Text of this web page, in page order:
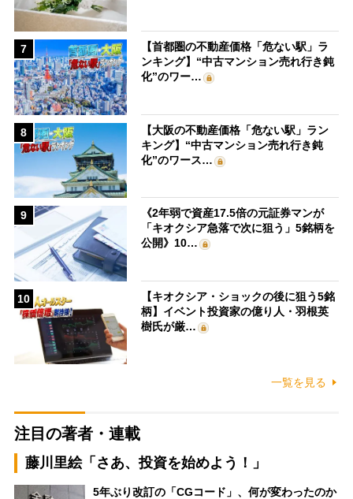
7
【首都圏の不動産価格「危ない駅」ラ
ンキング】“中古マンション売れ行き鈍
化”のワー…
8
【大阪の不動産価格「危ない駅」ラン
キング】“中古マンション売れ行き鈍
化”のワース…
9
《2年弱で資産17.5倍の元証券マンが
「キオクシア急落で次に狙う」5銘柄を
公開》10…
10
【キオクシア・ショックの後に狙う5銘
柄】イベント投資家の億り人・羽根英
樹氏が厳…
一覧を見る
注目の著者・連載
藤川里絵「さあ、投資を始めよう！」
5年ぶり改訂の「CGコード」、何が変わったのか